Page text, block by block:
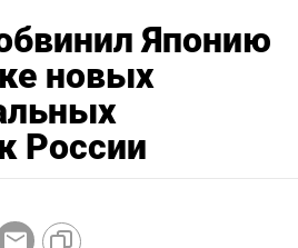
Японию
новых
России